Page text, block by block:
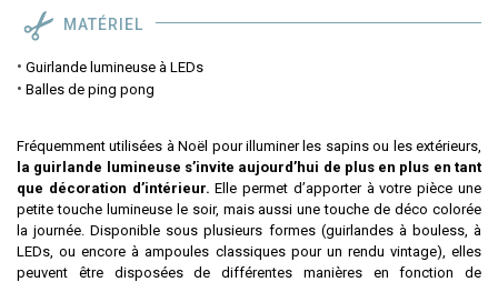
MATÉRIEL
Guirlande lumineuse à LEDs
Balles de ping pong
Fréquemment utilisées à Noël pour illuminer les sapins ou les extérieurs,
la guirlande lumineuse s’invite aujourd’hui de plus en plus en tant
que décoration d’intérieur. Elle permet d’apporter à votre pièce une
petite touche lumineuse le soir, mais aussi une touche de déco colorée
la journée. Disponible sous plusieurs formes (guirlandes à bouless, à
LEDs, ou encore à ampoules classiques pour un rendu vintage), elles
peuvent être disposées de différentes manières en fonction de